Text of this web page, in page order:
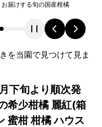
届けする旬の国産柑橘
を当園で見つけて見ま
下旬より順次発
希少柑橘 麗紅(箱
蜜柑 柑橘 ハウス